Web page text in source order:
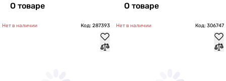
О товаре О товаре
Нет в наличии Код: 287393 Нет в наличии Код: 306747